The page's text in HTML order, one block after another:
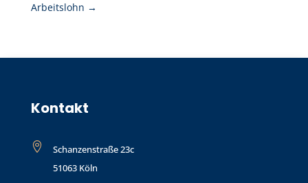
Arbeitslohn →
Kontakt

Schanzenstraße 23c
51063 Köln